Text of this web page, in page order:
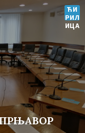
ЋИ
РИЛ
ИЦА